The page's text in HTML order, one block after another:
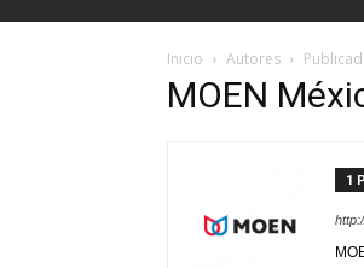
Inicio Autores
MOEN
1